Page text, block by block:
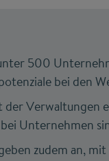
500
bei den
der Verwaltungen
Unternehmen
zudem an,